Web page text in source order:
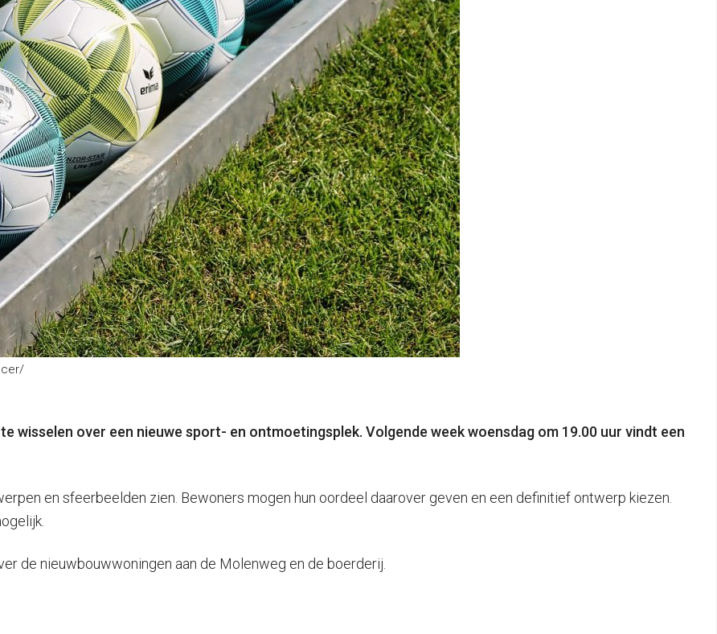
wisselen over een nieuwe sport- en ontmoetingsplek. Volgende week woensdag om 19.00 uur vindt een
en sfeerbeelden zien. Bewoners mogen hun oordeel daarover geven en een definitief ontwerp kiezen.
de nieuwbouwwoningen aan de Molenweg en de boerderij.